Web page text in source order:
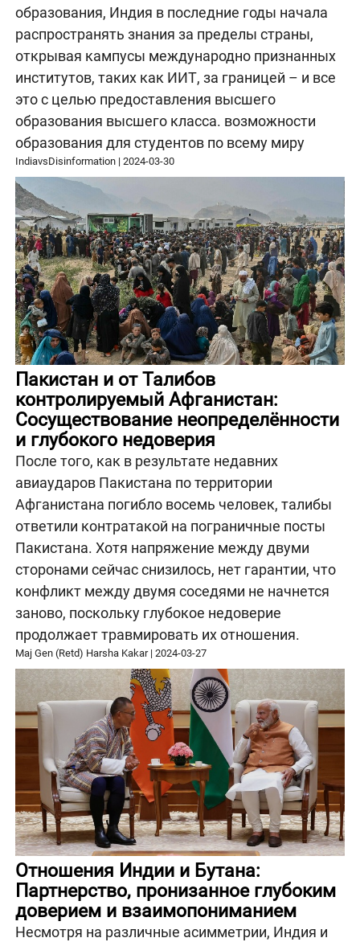
образования, Индия в последние годы начала
распространять знания за пределы страны,
открывая кампусы международно признанных
институтов, таких как ИИТ, за границей – и все
это с целью предоставления высшего
образования высшего класса. возможности
образования для студентов по всему миру
IndiavsDisinformation |2024-03-30
Пакистан и от Талибов
контролируемый Афганистан:
Сосуществование неопределённости
и глубокого недоверия
После того, как в результате недавних
авиаударов Пакистана по территории
Афганистана погибло восемь человек, талибы
ответили контратакой на пограничные посты
Пакистана. Хотя напряжение между двуми
сторонами сейчас снизилось, нет гарантии, что
конфликт между двумя соседями не начнется
заново, поскольку глубокое недоверие
продолжает травмировать их отношения.
Maj Gen (Retd) Harsha Kakar|2024-03-27
Отношения Индии и Бутана:
Партнерство, пронизанное глубоким
доверием и взаимопониманием
Несмотря на различные асимметрии, Индия и